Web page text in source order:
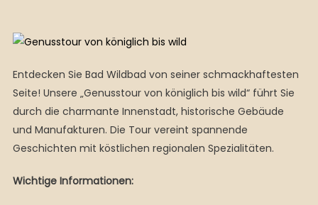
Entdecken Sie Bad Wildbad von seiner schmackhaftesten
Seite! Unsere „Genusstour von königlich bis wild“ führt Sie
durch die charmante Innenstadt, historische Gebäude
und Manufakturen. Die Tour vereint spannende
Geschichten mit köstlichen regionalen Spezialitäten.
Wichtige Informationen: